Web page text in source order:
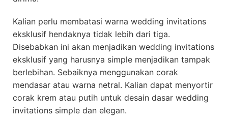
Kalian perlu membatasi warna wedding invitations
eksklusif hendaknya tidak lebih dari tiga.
Disebabkan ini akan menjadikan wedding invitations
eksklusif yang harusnya simple menjadikan tampak
berlebihan. Sebaiknya menggunakan corak
mendasar atau warna netral. Kalian dapat menyortir
corak krem atau putih untuk desain dasar wedding
invitations simple dan elegan.